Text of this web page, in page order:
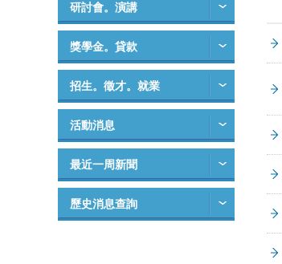
研討會。演講
獎學金。貸款
招生。徵才。就業
活動消息
最近一周新聞
歷史消息查詢